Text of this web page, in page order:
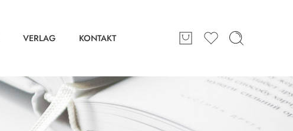
VERLAG KONTAKT